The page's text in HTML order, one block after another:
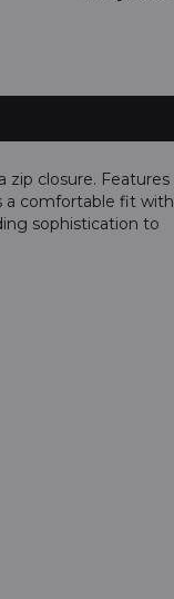
zip closure. Features
a comfortable fit with
sophistication to